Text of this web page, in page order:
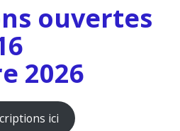
ouvertes
2026
ici